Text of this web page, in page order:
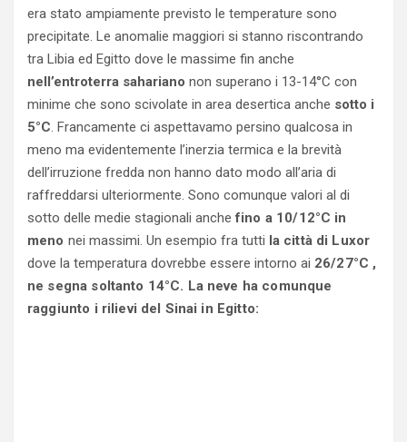
era stato ampiamente previsto le temperature sono
precipitate. Le anomalie maggiori si stanno riscontrando
tra Libia ed Egitto dove le massime fin anche
nell’entroterra sahariano non superano i 13-14°C con
minime che sono scivolate in area desertica anche sotto i
5°C. Francamente ci aspettavamo persino qualcosa in
meno ma evidentemente l’inerzia termica e la brevità
dell’irruzione fredda non hanno dato modo all’aria di
raffreddarsi ulteriormente. Sono comunque valori al di
sotto delle medie stagionali anchefino a 10/12°C in
meno nei massimi. Un esempio fra tutti la città di Luxor
dove la temperatura dovrebbe essere intorno ai 26/27°C ,
ne segna soltanto 14°C. La neve ha comunque
raggiunto i rilievi del Sinai in Egitto: